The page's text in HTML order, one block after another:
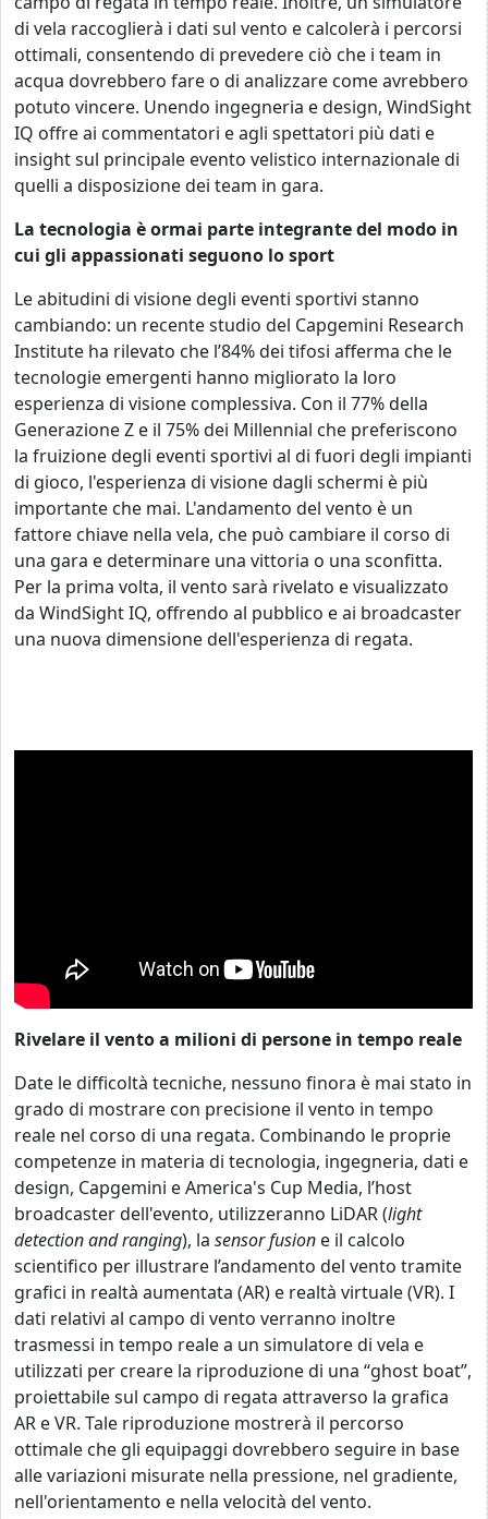
di vela raccoglierà i dati sul vento e calcolerà i percorsi
ottimali, consentendo di prevedere ciò che i team in
acqua dovrebbero fare o di analizzare come avrebbero
potuto vincere. Unendo ingegneria e design, WindSight
IQ offre ai commentatori e agli spettatori più dati e
insight sul principale evento velistico internazionale di
quelli a disposizione dei team in gara.
La tecnologia è ormai parte integrante del modo in
cui gli appassionati seguono lo sport
Le abitudini di visione degli eventi sportivi stanno
cambiando: un recente studio del Capgemini Research
Institute ha rilevato che l’84% dei tifosi afferma che le
tecnologie emergenti hanno migliorato la loro
esperienza di visione complessiva. Con il 77% della
Generazione Z e il 75% dei Millennial che preferiscono
la fruizione degli eventi sportivi al di fuori degli impianti
di gioco, l'esperienza di visione dagli schermi è più
importante che mai. L'andamento del vento è un
fattore chiave nella vela, che può cambiare il corso di
una gara e determinare una vittoria o una sconfitta.
Per la prima volta, il vento sarà rivelato e visualizzato
da WindSight IQ, offrendo al pubblico e ai broadcaster
una nuova dimensione dell'esperienza di regata.
Rivelare il vento a milioni di persone in tempo reale
Date le difficoltà tecniche, nessuno finora è mai stato in
grado di mostrare con precisione il vento in tempo
reale nel corso di una regata. Combinando le proprie
competenze in materia di tecnologia, ingegneria, dati e
design, Capgemini e America's Cup Media, l’host
broadcaster dell'evento, utilizzeranno LiDAR (light
detection and ranging), la sensor fusion e il calcolo
scientifico per illustrare l’andamento del vento tramite
grafici in realtà aumentata (AR) e realtà virtuale (VR). I
dati relativi al campo di vento verranno inoltre
trasmessi in tempo reale a un simulatore di vela e
utilizzati per creare la riproduzione di una “ghost boat”,
proiettabile sul campo di regata attraverso la grafica
AR e VR. Tale riproduzione mostrerà il percorso
ottimale che gli equipaggi dovrebbero seguire in base
alle variazioni misurate nella pressione, nel gradiente,
nell'orientamento e nella velocità del vento.